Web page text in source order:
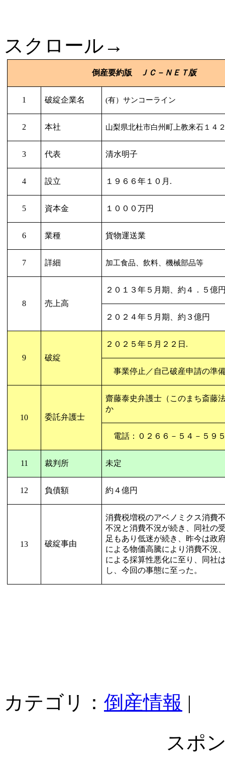
スクロール→
倒産要約版 ＪＣ－ＮＥＴ版
1 破綻企業名 (有）サンコーライン
2 本社 山梨県北杜市白州町上教来石１４
3 代表 清水明子
4 設立 １９６６年１０月 .
5 資本金 １０００万円
6 業種 貨物運送業
7 詳細 加工食品、飲料、機械部品等
8 売上高
２０１３年５月期、約４．５億
２０２４年５月期、約３億円
9 破綻
２０２５年５月２２日 .
事業停止／自己破産申請の準
10 委託弁護士
齋藤泰史弁護士（このまち斎藤
か
電話：０２６６－５４－５９
11 裁判所 未定
12 負債額 約４億円
13 破綻事由
消費税増税のアベノミクス消費
不況と消費不況が続き、同社の
足もあり低迷が続き、昨今は政
による物価高騰により消費不況
による採算性悪化に至り、同社
し、今回の事態に至った。
カテゴリ： 倒産情報 |
スポ